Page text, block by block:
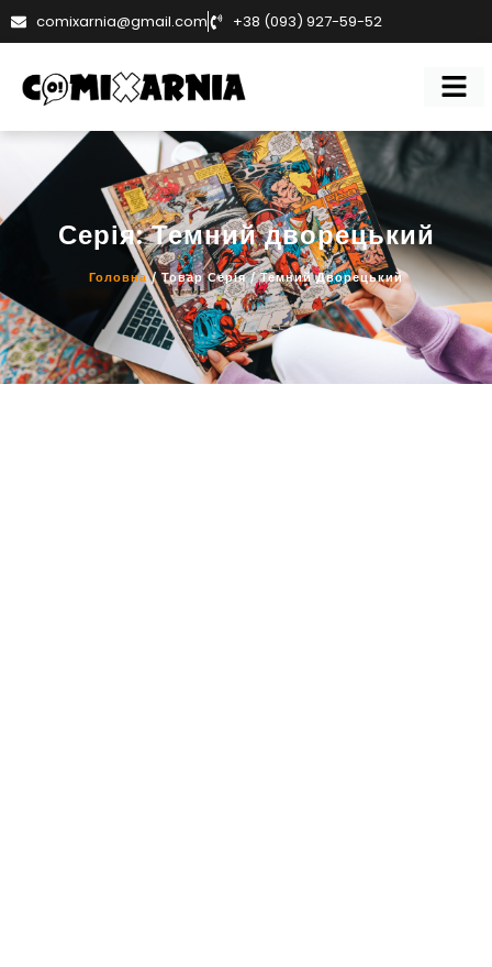
comixarnia@gmail.com +38 (093) 927-59-52
Серія: Темний дворецький
Головна/ Товар Серія / Темний Дворецький